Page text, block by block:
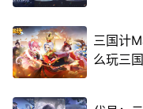
三国计
么玩三